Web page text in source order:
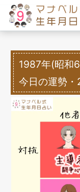
1987年(昭和
今日の運勢